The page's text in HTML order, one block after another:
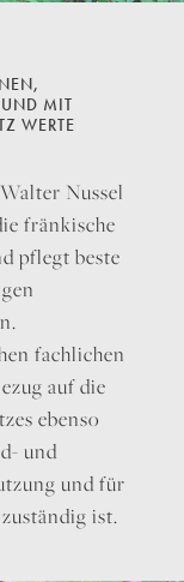
UND MIT
WERTE
Nussel
fränkische
pflegt beste
fachlichen
auf die
ebenso
und
und für
ist.